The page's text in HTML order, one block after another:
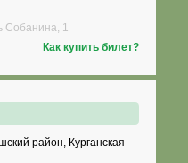
Собанина, 1
Как купить билет?
район, Курганская